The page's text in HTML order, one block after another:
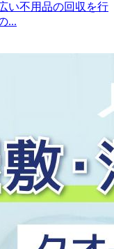
い不用品の回収を行
...